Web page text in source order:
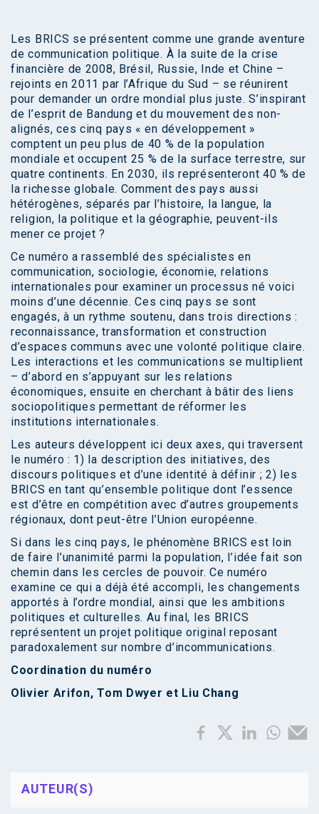
Les BRICS se présentent comme une grande aventure
de communication politique. À la suite de la crise
financière de 2008, Brésil, Russie, Inde et Chine –
rejoints en 2011 par l’Afrique du Sud – se réunirent
pour demander un ordre mondial plus juste. S’inspirant
de l’esprit de Bandung et du mouvement des non-
alignés, ces cinq pays « en développement »
comptent un peu plus de 40 % de la population
mondiale et occupent 25 % de la surface terrestre, sur
quatre continents. En 2030, ils représenteront 40 % de
la richesse globale. Comment des pays aussi
hétérogènes, séparés par l’histoire, la langue, la
religion, la politique et la géographie, peuvent-ils
mener ce projet ?
Ce numéro a rassemblé des spécialistes en
communication, sociologie, économie, relations
internationales pour examiner un processus né voici
moins d’une décennie. Ces cinq pays se sont
engagés, à un rythme soutenu, dans trois directions :
reconnaissance, transformation et construction
d’espaces communs avec une volonté politique claire.
Les interactions et les communications se multiplient
– d’abord en s’appuyant sur les relations
économiques, ensuite en cherchant à bâtir des liens
sociopolitiques permettant de réformer les
institutions internationales.
Les auteurs développent ici deux axes, qui traversent
le numéro : 1) la description des initiatives, des
discours politiques et d’une identité à définir ; 2) les
BRICS en tant qu’ensemble politique dont l’essence
est d’être en compétition avec d’autres groupements
régionaux, dont peut-être l’Union européenne.
Si dans les cinq pays, le phénomène BRICS est loin
de faire l’unanimité parmi la population, l’idée fait son
chemin dans les cercles de pouvoir. Ce numéro
examine ce qui a déjà été accompli, les changements
apportés à l’ordre mondial, ainsi que les ambitions
politiques et culturelles. Au final, les BRICS
représentent un projet politique original reposant
paradoxalement sur nombre d’incommunications.
Coordination du numéro
Olivier Arifon, Tom Dwyer et Liu Chang
AUTEUR(S)